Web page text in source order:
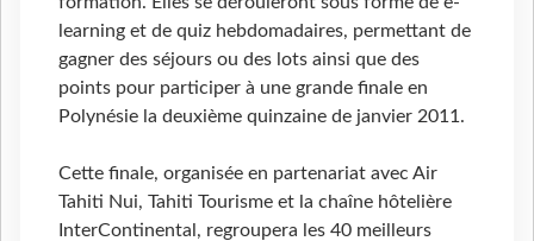
learning et de quiz hebdomadaires, permettant de
gagner des séjours ou des lots ainsi que des
points pour participer à une grande finale en
Polynésie la deuxième quinzaine de janvier 2011.
Cette finale, organisée en partenariat avec Air
Tahiti Nui, Tahiti Tourisme et la chaîne hôtelière
InterContinental, regroupera les 40 meilleurs